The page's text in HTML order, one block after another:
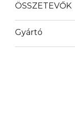
ÖSSZETEVŐK
Gyártó